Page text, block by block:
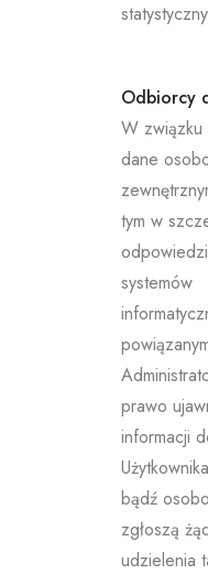
Odbiorcy
W związku
dane
tym w
systemów
prawo
informacji
bądź
zgłoszą
udzielenia